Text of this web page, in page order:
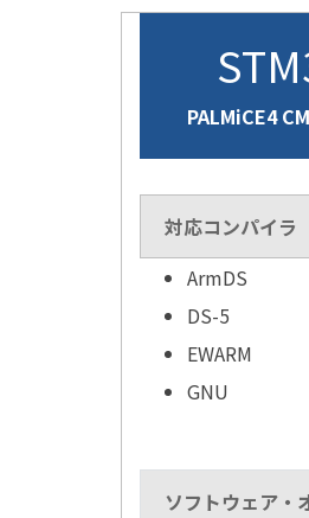
PALMiCE4
対応コンパイラ
ArmDS
DS-5
EWARM
GNU
ソフトウェア・